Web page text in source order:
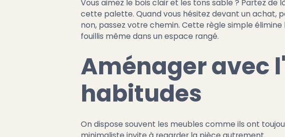
Vous aimez le bois clair et les tons sable ? Partez de
cette palette. Quand vous hésitez devant un achat,
non, passez votre chemin. Cette règle simple
fouillis même dans un espace rangé.
Aménager avec
habitudes
On dispose souvent les meubles comme ils ont